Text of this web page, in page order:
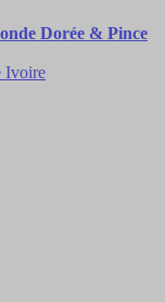
Dorée & Pince
Ivoire